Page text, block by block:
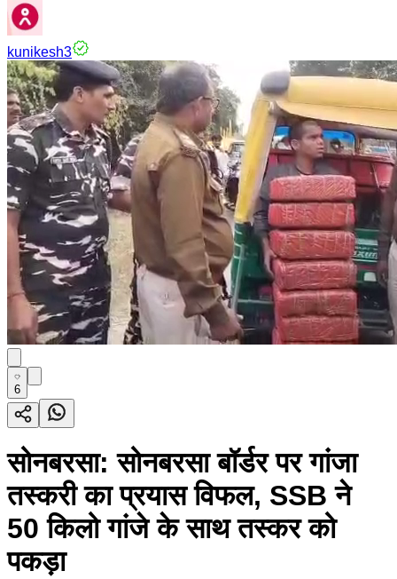
kunikesh3
6
सोनबरसा: सोनबरसा बॉर्डर पर गांजा
तस्करी का प्रयास विफल, SSB ने
50 किलो गांजे के साथ तस्कर को
पकड़ा